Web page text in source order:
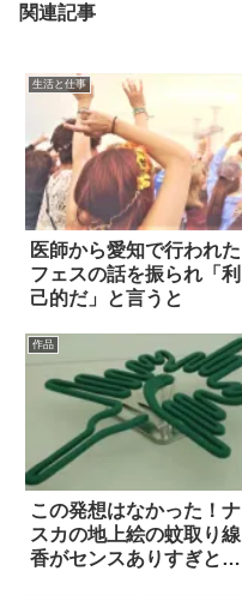
関連記事
生活と仕事
医師から愛知で行われた
フェスの話を振られ「利
己的だ」と言うと
作品
この発想はなかった！ナ
スカの地上絵の蚊取り線
香がセンスありすぎと話